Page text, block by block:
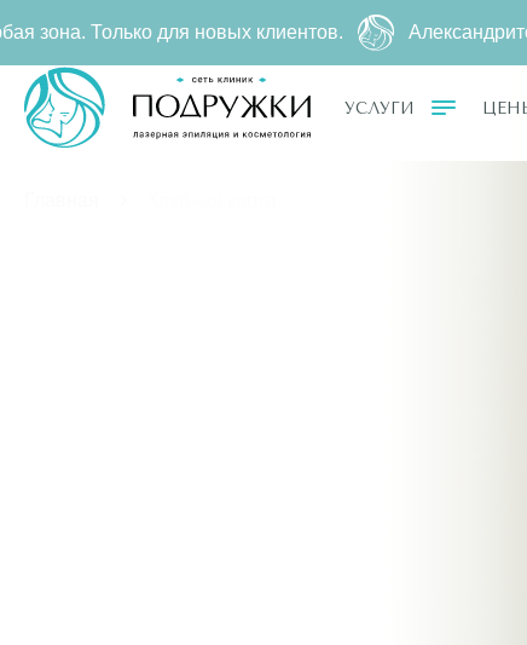
УСЛУГИ
Александритовая эпиляция за 4990 ₽500 ₽